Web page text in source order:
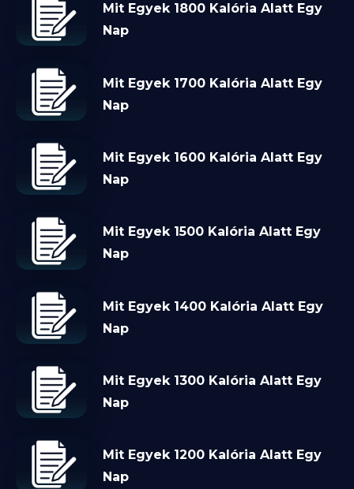
Mit Egyek 1800 Kalória Alatt Egy
Nap
Mit Egyek 1700 Kalória Alatt Egy
Nap
Mit Egyek 1600 Kalória Alatt Egy
Nap
Mit Egyek 1500 Kalória Alatt Egy
Nap
Mit Egyek 1400 Kalória Alatt Egy
Nap
Mit Egyek 1300 Kalória Alatt Egy
Nap
Mit Egyek 1200 Kalória Alatt Egy
Nap